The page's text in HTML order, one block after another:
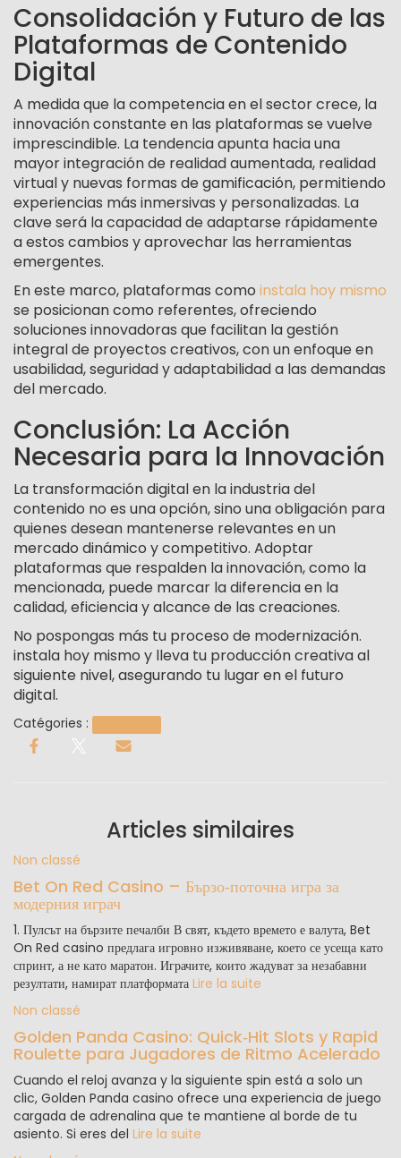
Consolidación y Futuro de las
Plataformas de Contenido
Digital
A medida que la competencia en el sector crece, la
innovación constante en las plataformas se vuelve
imprescindible. La tendencia apunta hacia una
mayor integración de realidad aumentada, realidad
virtual y nuevas formas de gamificación, permitiendo
experiencias más inmersivas y personalizadas. La
clave será la capacidad de adaptarse rápidamente
a estos cambios y aprovechar las herramientas
emergentes.
En este marco, plataformas como instala hoy mismo
se posicionan como referentes, ofreciendo
soluciones innovadoras que facilitan la gestión
integral de proyectos creativos, con un enfoque en
usabilidad, seguridad y adaptabilidad a las demandas
del mercado.
Conclusión: La Acción
Necesaria para la Innovación
La transformación digital en la industria del
contenido no es una opción, sino una obligación para
quienes desean mantenerse relevantes en un
mercado dinámico y competitivo. Adoptar
plataformas que respalden la innovación, como la
mencionada, puede marcar la diferencia en la
calidad, eficiencia y alcance de las creaciones.
No pospongas más tu proceso de modernización.
instala hoy mismo y lleva tu producción creativa al
siguiente nivel, asegurando tu lugar en el futuro
digital.
Catégories :
Articles similaires
Non classé
Bet On Red Casino – Бързо‑поточна игра за
модерния играч
1. Пулсът на бързите печалби В свят, където времето е валута, Bet
On Red casino предлага игровно изживяване, което се усеща като
спринт, а не като маратон. Играчите, които жадуват за незабавни
резултати, намират платформата Lire la suite
Non classé
Golden Panda Casino: Quick‑Hit Slots y Rapid
Roulette para Jugadores de Ritmo Acelerado
Cuando el reloj avanza y la siguiente spin está a solo un
clic, Golden Panda casino ofrece una experiencia de juego
cargada de adrenalina que te mantiene al borde de tu
asiento. Si eres del Lire la suite